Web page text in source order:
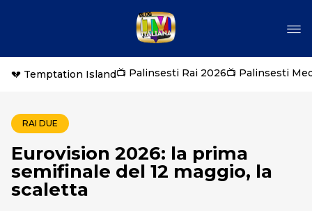
💔 Temptation Island📺 Palinsesti Rai 2026📺 Palinsesti
RAI DUE
Eurovision 2026: la prima
semifinale del 12 maggio, la
scaletta